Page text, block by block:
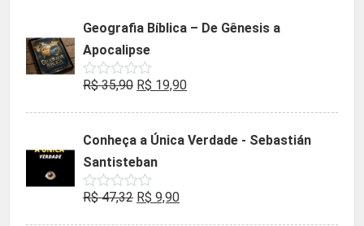
Geografia Bíblica – De Gênesis a
Apocalipse
Avaliação
de
R$35,90 O
era:
R$ 35,90.
R$ 19,90O
é:
Conheça a Única Verdade - Sebastián
Santisteban
Avaliação
R$47,32 O
R$ 9,90O